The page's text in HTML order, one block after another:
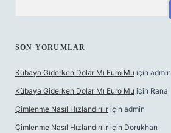
SON YORUMLAR
Kübaya Giderken Dolar Mı Euro Mu için admin
Kübaya Giderken Dolar Mı Euro Mu için Rana
Çimlenme Nasıl Hızlandırılır için admin
Çimlenme Nasıl Hızlandırılır için Dorukhan